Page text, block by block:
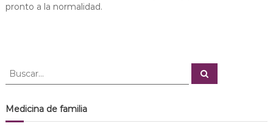
pronto a la normalidad.
B
c
a
B
u
Medicina de familia